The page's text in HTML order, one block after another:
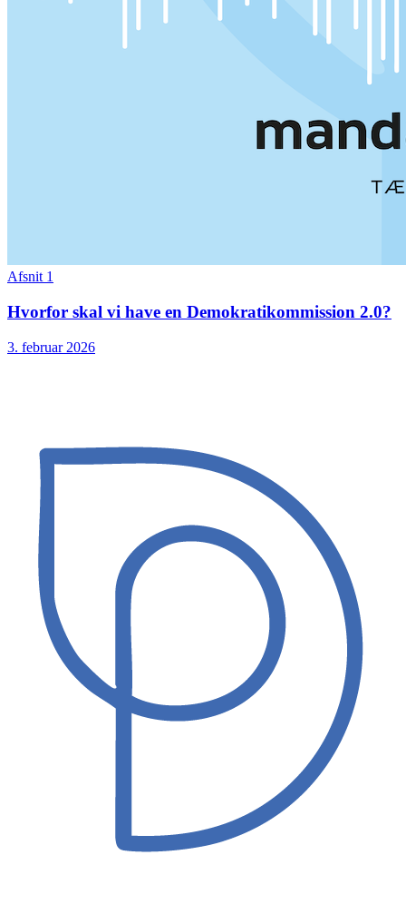
Afsnit 1
Hvorfor skal vi have en Demokratikommission 2.0?
3. februar 2026